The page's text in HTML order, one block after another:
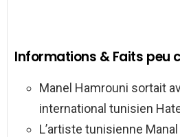
Informations & Faits peu
Manel Hamrouni sortait
international tunisien
L’artiste tunisienne